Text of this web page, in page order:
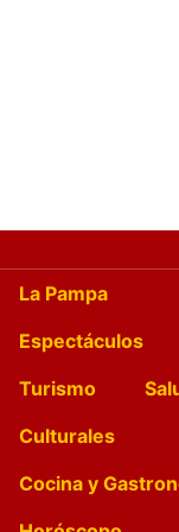
La Pampa
Espectáculos
Turismo
Culturales
Cocina y